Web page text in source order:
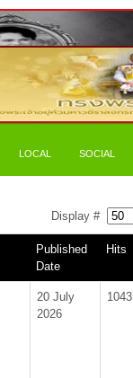
LOCAL SOCIAL
Display #
Published
Date
Hits
20 July
2026
1043